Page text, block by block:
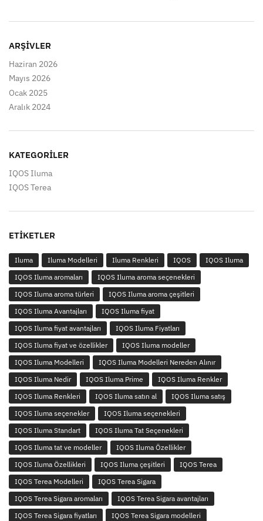
ARŞIVLER
Haziran 2026
Mayıs 2026
Ocak 2025
Aralık 2024
KATEGORILER
IQOS Iluma
IQOS Terea
ETIKETLER
Iluma Iluma Modelleri Iluma Renkleri IQOS
IQOS Iluma
IQOS Iluma aromaları
IQOS Iluma aroma seçenekleri
IQOS Iluma aroma türleri
IQOS Iluma aroma çeşitleri
IQOS Iluma Avantajları
IQOS Iluma fiyat
IQOS Iluma fiyat avantajları
IQOS Iluma Fiyatları
IQOS Iluma fiyat ve özellikler
IQOS Iluma modeller
IQOS Iluma Modelleri
IQOS Iluma Modelleri Nereden Alınır
IQOS Iluma Nedir
IQOS Iluma Prime
IQOS Iluma Renkler
IQOS Iluma Renkleri
IQOS Iluma satın al
IQOS Iluma satış
IQOS Iluma seçenekler
IQOS Iluma seçenekleri
IQOS Iluma Standart
IQOS Iluma Tat Seçenekleri
IQOS Iluma tat ve modeller
IQOS Iluma Özellikler
IQOS Iluma Özellikleri
IQOS Iluma çeşitleri
IQOS Terea
IQOS Terea Modelleri
IQOS Terea Sigara
IQOS Terea Sigara aromaları
IQOS Terea Sigara avantajları
IQOS Terea Sigara fiyatları
IQOS Terea Sigara modelleri